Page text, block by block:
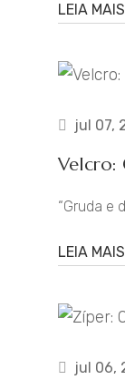
LEIA MAIS
jul 07,
Velcro:
“Gruda e
LEIA MAIS
jul 06,